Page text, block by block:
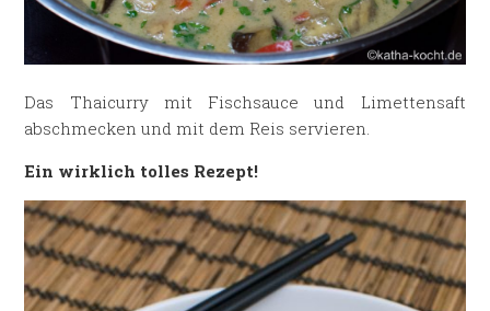
Das Thaicurry mit Fischsauce und Limettensaft
abschmecken und mit dem Reis servieren.
Ein wirklich tolles Rezept!